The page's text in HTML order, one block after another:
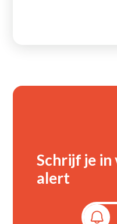
Schrijf je in
alert